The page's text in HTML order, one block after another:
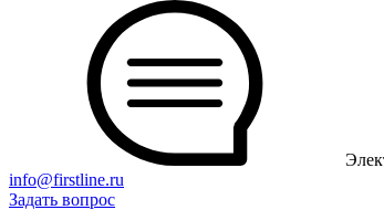
info@firstline.ru
Задать вопрос